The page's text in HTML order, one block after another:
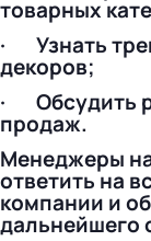
товарных
· Узнать
декоров;
· Обсудить
продаж.
Менеджеры
ответить на
компании и
дальнейшего